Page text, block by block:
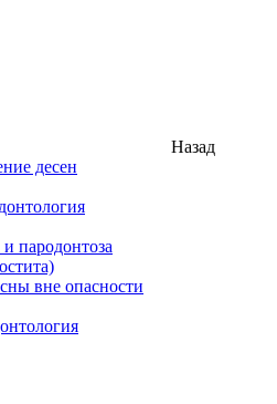
Назад
десен
пародонтоза
вне опасности